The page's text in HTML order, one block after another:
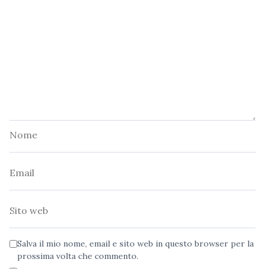
Salva il mio nome, email e sito web in questo browser per la
prossima volta che commento.